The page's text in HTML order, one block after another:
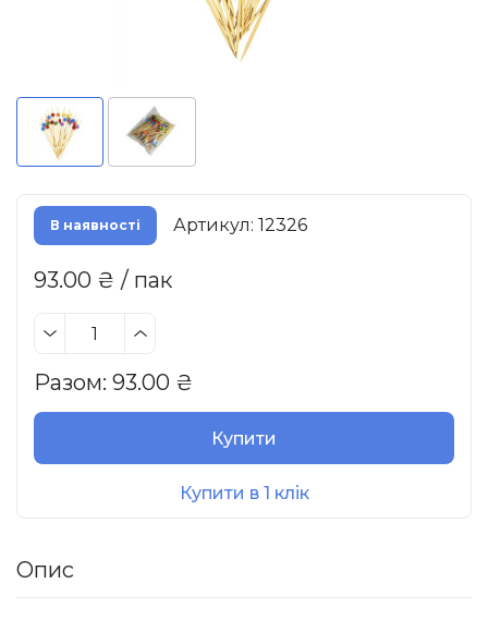
В наявності Артикул: 12326
93.00 ₴ / пак
Разом: 93.00 ₴
Купити
Купити в 1 клік
Опис